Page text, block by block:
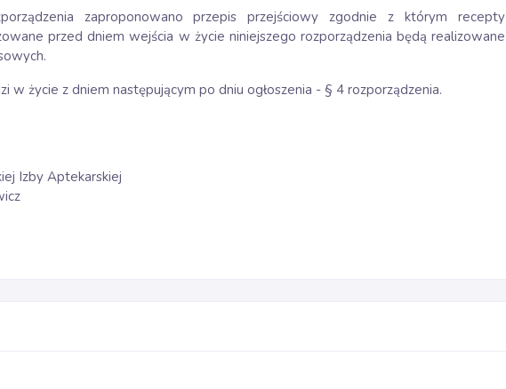
zaproponowano przepis przejściowy zgodnie z którym recepty
przed dniem wejścia w życie niniejszego rozporządzenia będą realizowane
w życie z dniem następującym po dniu ogłoszenia - § 4 rozporządzenia.
Izby Aptekarskiej